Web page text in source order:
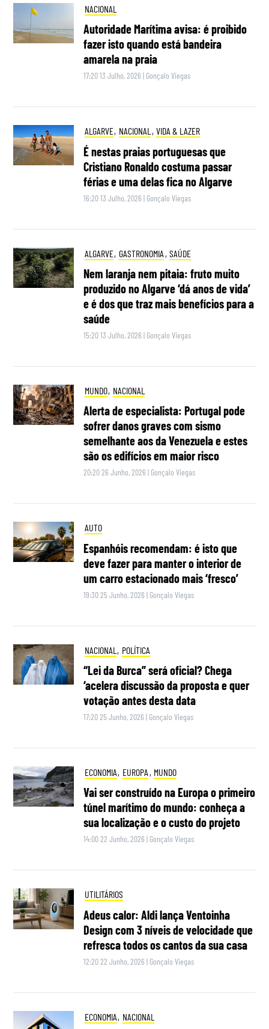
NACIONAL
Autoridade Marítima avisa: é proibido
fazer isto quando está bandeira
amarela na praia
17:20 13 Julho, 2026 | Gonçalo Viegas
ALGARVE, NACIONAL , VIDA & LAZER
É nestas praias portuguesas que
Cristiano Ronaldo costuma passar
férias e uma delas fica no Algarve
16:20 13 Julho, 2026 | Gonçalo Viegas
ALGARVE, GASTRONOMIA , SAÚDE
Nem laranja nem pitaia: fruto muito
produzido no Algarve ‘dá anos de vida’
e é dos que traz mais benefícios para a
saúde
15:20 13 Julho, 2026 | Gonçalo Viegas
MUNDO, NACIONAL
Alerta de especialista: Portugal pode
sofrer danos graves com sismo
semelhante aos da Venezuela e estes
são os edifícios em maior risco
20:20 26 Junho, 2026 | Gonçalo Viegas
AUTO
Espanhóis recomendam: é isto que
deve fazer para manter o interior de
um carro estacionado mais ‘fresco’
19:30 25 Junho, 2026 | Gonçalo Viegas
NACIONAL , POLÍTICA
“Lei da Burca” será oficial? Chega
‘acelera discussão da proposta e quer
votação antes desta data
17:20 25 Junho, 2026 | Gonçalo Viegas
ECONOMIA, EUROPA , MUNDO
Vai ser construído na Europa o primeiro
túnel marítimo do mundo: conheça a
sua localização e o custo do projeto
14:00 22 Junho, 2026 | Gonçalo Viegas
UTILITÁRIOS
Adeus calor: Aldi lança Ventoinha
Design com 3 níveis de velocidade que
refresca todos os cantos da sua casa
12:20 22 Junho, 2026 | Gonçalo Viegas
ECONOMIA, NACIONAL